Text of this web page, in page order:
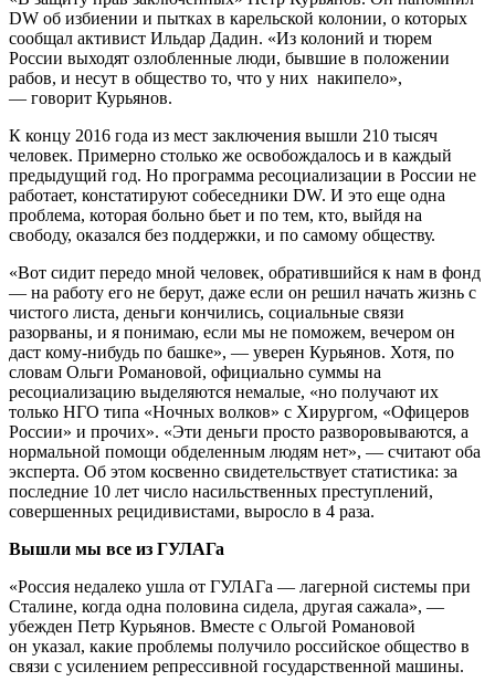
DW об избиении и пытках в карельской колонии, о которых
сообщал активист Ильдар Дадин. «Из колоний и тюрем
России выходят озлобленные люди, бывшие в положении
рабов, и несут в общество то, что у них накипело»,
— говорит Курьянов.
К концу 2016 года из мест заключения вышли 210 тысяч
человек. Примерно столько же освобождалось и в каждый
предыдущий год. Но программа ресоциализации в России не
работает, констатируют собеседники DW. И это еще одна
проблема, которая больно бьет и по тем, кто, выйдя на
свободу, оказался без поддержки, и по самому обществу.
«Вот сидит передо мной человек, обратившийся к нам в фонд
— на работу его не берут, даже если он решил начать жизнь с
чистого листа, деньги кончились, социальные связи
разорваны, и я понимаю, если мы не поможем, вечером он
даст кому-нибудь по башке», — уверен Курьянов. Хотя, по
словам Ольги Романовой, официально суммы на
ресоциализацию выделяются немалые, «но получают их
только НГО типа «Ночных волков» с Хирургом, «Офицеров
России» и прочих». «Эти деньги просто разворовываются, а
нормальной помощи обделенным людям нет», — считают оба
эксперта. Об этом косвенно свидетельствует статистика: за
последние 10 лет число насильственных преступлений,
совершенных рецидивистами, выросло в 4 раза.
Вышли мы все из ГУЛАГа
«Россия недалеко ушла от ГУЛАГа — лагерной системы при
Сталине, когда одна половина сидела, другая сажала», —
убежден Петр Курьянов. Вместе с Ольгой Романовой
он указал, какие проблемы получило российское общество в
связи с усилением репрессивной государственной машины.